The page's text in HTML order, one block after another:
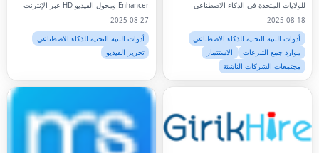
للولايات المتحدة في الذكاء الاصطناعي
والروبوتات والتكنولوجيا الحدودية
2025-08-18
أدوات البنية التحتية للذكاء الاصطناعي
موارد جمع التبرعات
الاستثمار
مجتمعات الشركات الناشئة
Enhancer ومحول الفيديو HD عبر الإنترنت
2025-08-27
أدوات البنية التحتية للذكاء الاصطناعي
تحرير الفيديو